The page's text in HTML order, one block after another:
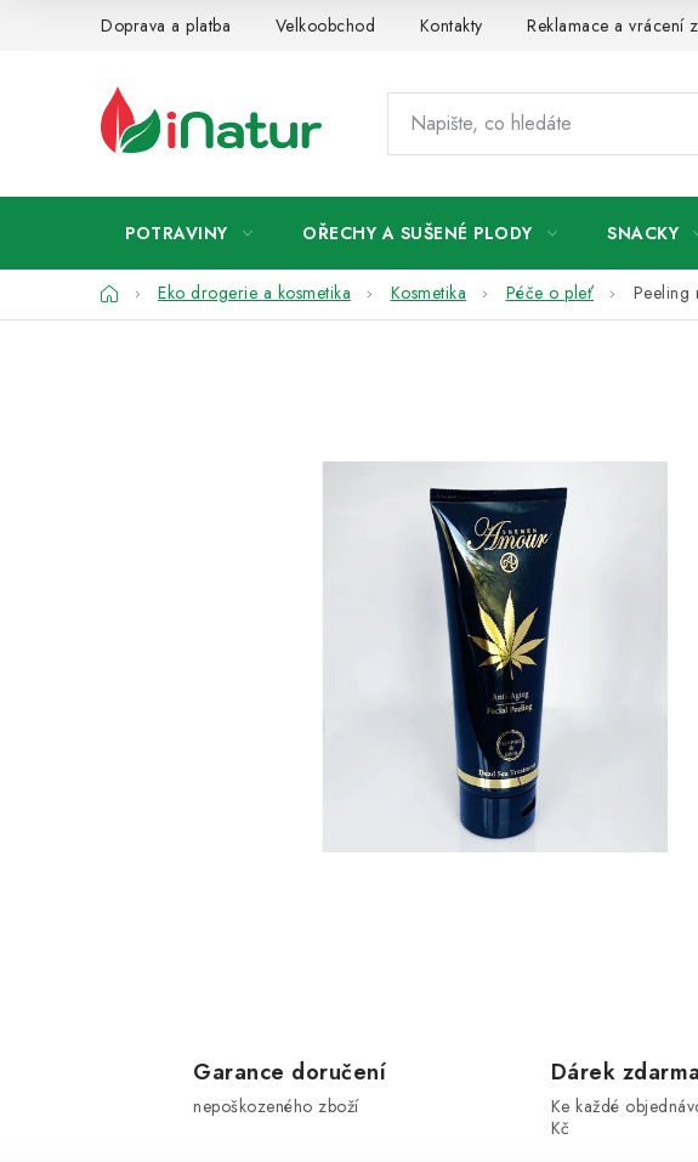
Doprava a platba Velkoobchod Kontakty Reklamace a vrácení
POTRAVINY OŘECHY A SUŠENÉ PLODY SNACKY
DomůEko drogerie a kosmetika Kosmetika Péče o pleť Peeling
Garance doručení
nepoškozeného zboží
Dárek zdarma
Ke každé
Kč